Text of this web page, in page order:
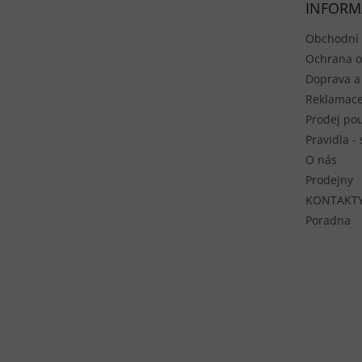
Ochrana
Doprava
Prodej
Pravidla -
O nás
Prodejny
Poradna